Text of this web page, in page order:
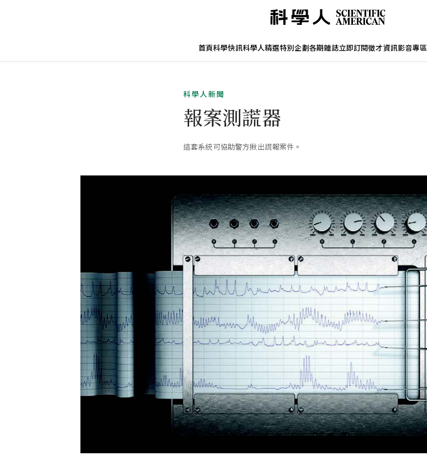
首頁科學快訊科學人精選特別企劃各期雜誌立即訂閱徵才資訊影音專區
科學人新聞
報案測謊器
這套系統可協助警方揪出謊報案件。